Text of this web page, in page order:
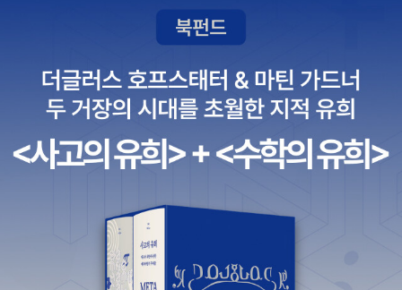
에도 들어있는 니켈.이 니켈에 알레르기 반응을 일으키는 사람들
도 있는데요니켈은 우리의 위 속에 있는 헬리코박터균이 니켈 원
자가 들어 있는 효소를 사용해 위장병을 일으키기도 하고흙 속에
사는 미생물에 니켈이 많이 들어 있게 되면 많이 있다면 농사를
들이 악마라는 뜻으로 쓰던 말에서 따온 이름으로 독일 광부가 구
로운 물질을 일컬어 쿠퍼 니켈 (구리 악마)라고 부르면서 니켈이
악마라는 말로 쓰였다고 해요.구리와 니켈을 섞은 금속 백동, 금
과 니켈을 섞은 금속 화이트 골드.니켈은 철을 만들 때 성질을 좋
게 하려고 조금 섞어 놓는 용도로도 쓰이는데철에 크로뮴을 섞으
지 궁금하다. 작디 작은 원소에 대해 알아가면서 나를 둘러싼 세